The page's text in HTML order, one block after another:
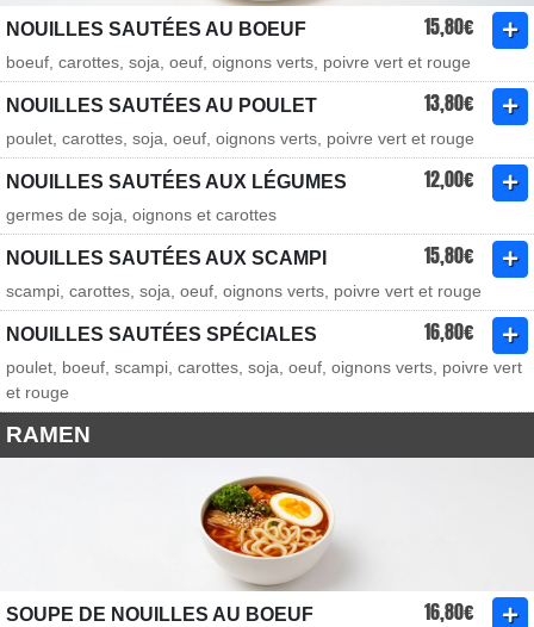
NOUILLES SAUTÉES AU BOEUF 15,80€
boeuf, carottes, soja, oeuf, oignons verts, poivre vert et rouge
NOUILLES SAUTÉES AU POULET 13,80€
poulet, carottes, soja, oeuf, oignons verts, poivre vert et rouge
NOUILLES SAUTÉES AUX LÉGUMES 12,00€
germes de soja, oignons et carottes
NOUILLES SAUTÉES AUX SCAMPI 15,80€
scampi, carottes, soja, oeuf, oignons verts, poivre vert et rouge
NOUILLES SAUTÉES SPÉCIALES 16,80€
poulet, boeuf, scampi, carottes, soja, oeuf, oignons verts, poivre vert
et rouge
RAMEN
SOUPE DE NOUILLES AU BOEUF 16,80€